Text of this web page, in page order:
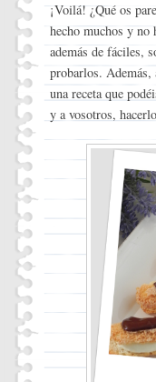
¡Voilá! ¿Qué os
hecho muchos y no
además de fáciles,
probarlos. Además,
una receta que
y a vosotros,